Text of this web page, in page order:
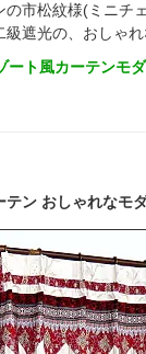
の市松紋様(ミニチ
遮光の、おしゃ
ート風カーテンモ
テン おしゃれなモ